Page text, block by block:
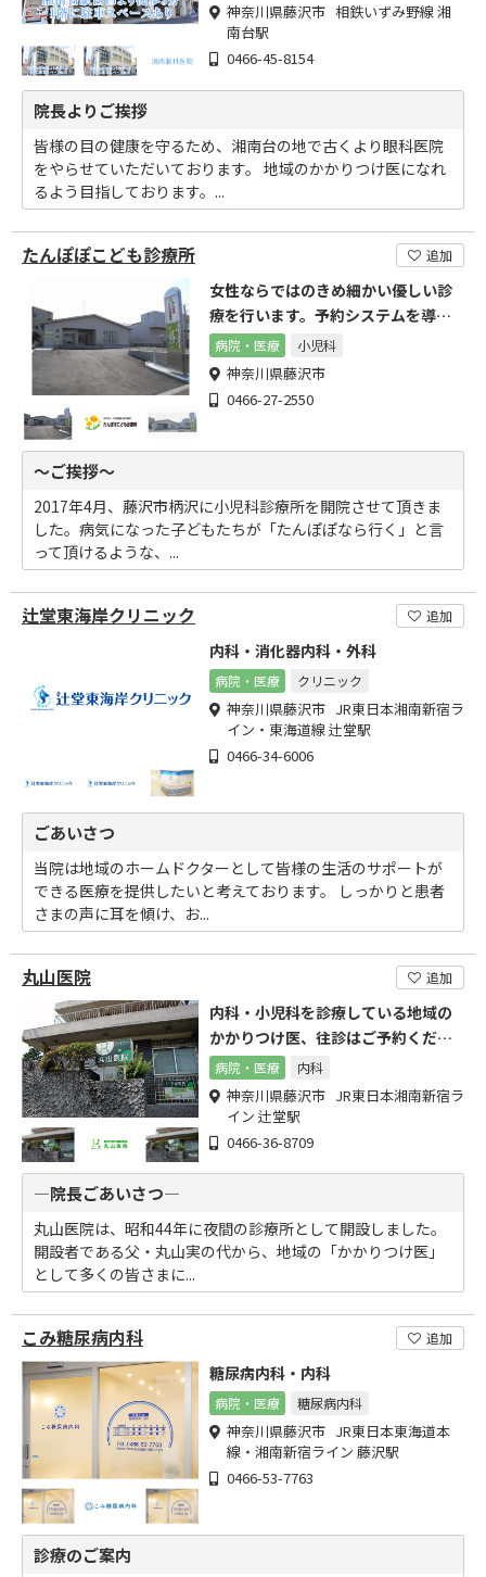
神奈川県藤沢市 相鉄いずみ野線 湘
南台駅
0466-45-8154
院長よりご挨拶
皆様の目の健康を守るため、湘南台の地で古くより眼科医院
をやらせていただいております。 地域のかかりつけ医になれ
るよう目指しております。...
たんぽぽこども診療所 追加
女性ならではのきめ細かい優しい診
療を行います。予約システムを導入
しております
病院・医療 小児科
神奈川県藤沢市
0466-27-2550
～ご挨拶～
2017年4月、藤沢市柄沢に小児科診療所を開院させて頂きま
した。病気になった子どもたちが「たんぽぽなら行く」と言
って頂けるような、...
辻堂東海岸クリニック 追加
内科・消化器内科・外科
病院・医療 クリニック
神奈川県藤沢市 JR東日本湘南新宿ラ
イン・東海道線 辻堂駅
0466-34-6006
ごあいさつ
当院は地域のホームドクターとして皆様の生活のサポートが
できる医療を提供したいと考えております。 しっかりと患者
さまの声に耳を傾け、お...
丸山医院 追加
内科・小児科を診療している地域の
かかりつけ医、往診はご予約くださ
い病院・医療 内科
神奈川県藤沢市 JR東日本湘南新宿ラ
イン 辻堂駅
0466-36-8709
―院長ごあいさつ―
丸山医院は、昭和44年に夜間の診療所として開設しました。
開設者である父・丸山実の代から、地域の「かかりつけ医」
として多くの皆さまに...
こみ糖尿病内科 追加
糖尿病内科・内科
病院・医療 糖尿病内科
神奈川県藤沢市 JR東日本東海道本
線・湘南新宿ライン 藤沢駅
0466-53-7763
診療のご案内